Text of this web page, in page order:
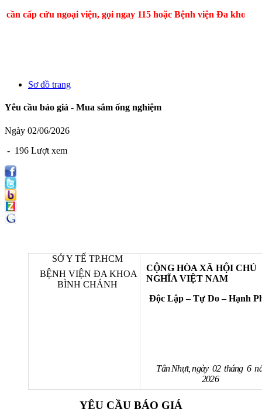
ngoại viện, gọi ngay 115 hoặc Bệnh viện Đa khoa Bình
Sơ đồ trang
Yêu cầu báo giá - Mua sắm ống nghiệm
Ngày 02/06/2026
- 196 Lượt xem
SỞ Y TẾ TР.НСМ
BỆNH VIỆN ĐA KHOA
BÌNH CHÁNH
CỘNG HÒA XÃ HỘI CHỦ
NGHĨA VIỆT NAM
Độc Lập – Tự Do – Hạnh
Tân Nhựt, ngày 02 tháng 6
2026
YÊU CẦU BÁO GIÁ